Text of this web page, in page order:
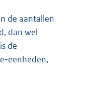
de aantallen
dan wel
de
eenheden,